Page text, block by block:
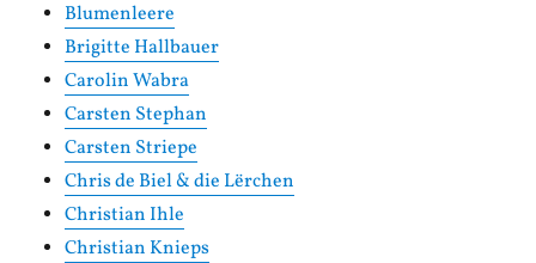
Blumenleere
Brigitte Hallbauer
Carolin Wabra
Carsten Stephan
Carsten Striepe
Chris de Biel & die Lërchen
Christian Ihle
Christian Knieps